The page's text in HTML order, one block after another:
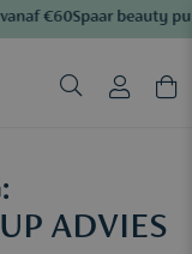
Spaar beauty punten
ADVIES